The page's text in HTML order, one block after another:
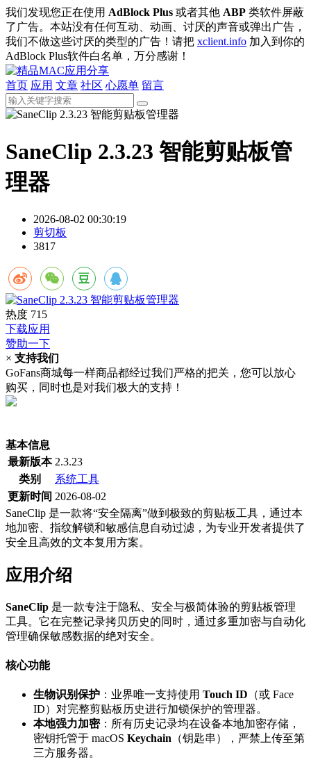
我们发现您正在使用 AdBlock Plus 或者其他 ABP 类软件屏蔽
了广告。本站没有任何互动、动画、讨厌的声音或弹出广告，
我们不做这些讨厌的类型的广告！请把 xclient.info 加入到你的
AdBlock Plus软件白名单，万分感谢！
首页 应用 文章 社区 心愿单 留言
SaneClip 2.3.23 智能剪贴板管
理器
2026-08-02 00:30:19
剪切板
3817
热度 715
下载应用
赞助一下
× 支持我们
GoFans商城每一样商品都经过我们严格的把关，您可以放心
购买，同时也是对我们极大的支持！
基本信息
最新版本 2.3.23
类别
系统工具
更新时间 2026-08-02
SaneClip 是一款将“安全隔离”做到极致的剪贴板工具，通过本
地加密、指纹解锁和敏感信息自动过滤，为专业开发者提供了
安全且高效的文本复用方案。
应用介绍
SaneClip 是一款专注于隐私、安全与极简体验的剪贴板管理
工具。它在完整记录拷贝历史的同时，通过多重加密与自动化
管理确保敏感数据的绝对安全。
核心功能
生物识别保护 ：业界唯一支持使用 Touch ID （或 Face
ID）对完整剪贴板历史进行加锁保护的管理器。
本地强力加密：所有历史记录均在设备本地加密存储，
密钥托管于 macOS Keychain （钥匙串），严禁上传至第
三方服务器。